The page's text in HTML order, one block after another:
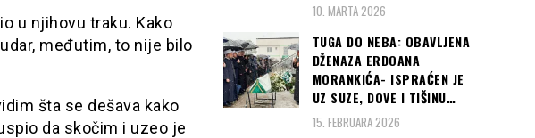
u njihovu traku. Kako
međutim, to nije bilo
šta se dešava kako
da skočim i uzeo je
10. MARTA 2026
TUGA DO NEBA: OBAVLJENA
DŽENAZA ERDOANA
MORANKIĆA- ISPRAĆEN JE
UZ SUZE, DOVE I TIŠINU…
15. FEBRUARA 2026